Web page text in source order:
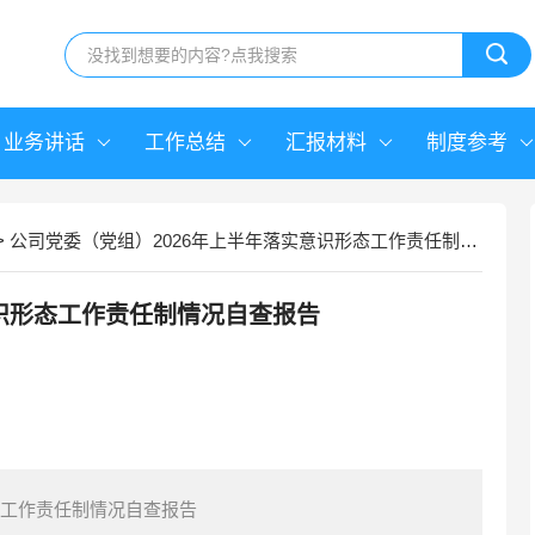
业务讲话 工作总结 汇报材料 制度参考
公司党委（党组）2026年上半年落实意识形态工作责任制情况自查报告
态工作责任制情况自查报告
作责任制情况自查报告